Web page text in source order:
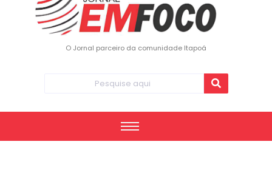
O Jornal parceiro da comunidade Itapoá